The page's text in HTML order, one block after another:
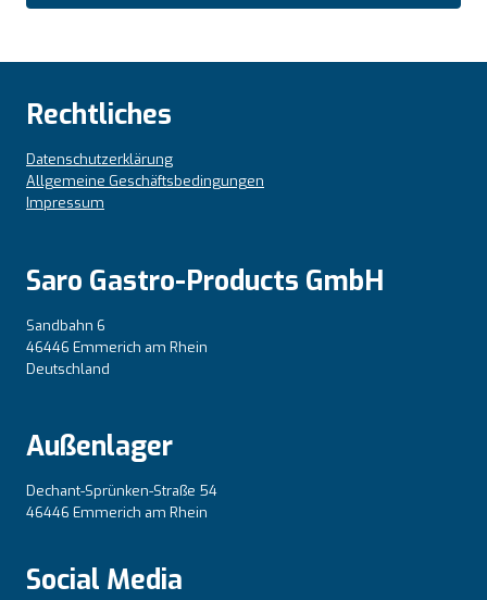
Rechtliches
Datenschutzerklärung
Allgemeine Geschäftsbedingungen
Impressum
Saro Gastro-Products GmbH
Sandbahn 6
46446 Emmerich am Rhein
Deutschland
Außenlager
Dechant-Sprünken-Straße 54
46446 Emmerich am Rhein
Social Media